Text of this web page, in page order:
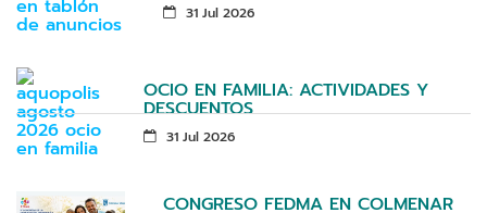
31 Jul 2026
OCIO EN FAMILIA: ACTIVIDADES Y
DESCUENTOS
31 Jul 2026
CONGRESO FEDMA EN COLMENAR